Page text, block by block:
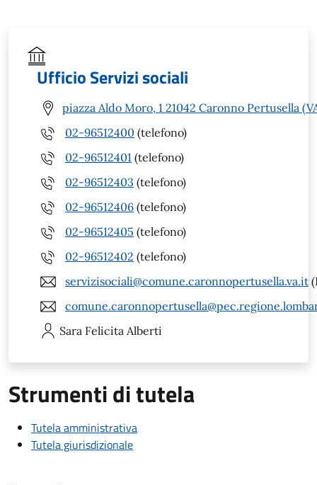
Ufficio Servizi sociali
piazza Aldo Moro, 1 21042 Caronno Pertusella
02-96512400 (telefono)
02-96512401 (telefono)
02-96512403 (telefono)
02-96512406 (telefono)
02-96512405 (telefono)
02-96512402 (telefono)
servizisociali@comune.caronnopertusella.va.it
Sara Felicita Alberti
Strumenti di tutela
Tutela amministrativa
Tutela giurisdizionale